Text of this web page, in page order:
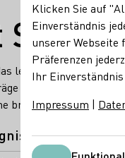
lebendige Terroir der
und schonende
bringen möchte.
Klicken Sie auf
Einverständnis
unserer Webseite
Präferenzen
Ihr
Impressum |